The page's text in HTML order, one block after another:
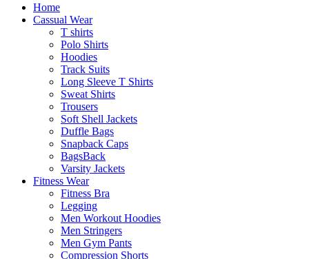
Home
Cassual Wear
T shirts
Polo Shirts
Hoodies
Track Suits
Long Sleeve T Shirts
Sweat Shirts
Trousers
Soft Shell Jackets
Duffle Bags
Snapback Caps
BagsBack
Varsity Jackets
Fitness Wear
Fitness Bra
Legging
Men Workout Hoodies
Men Stringers
Men Gym Pants
Compression Shorts